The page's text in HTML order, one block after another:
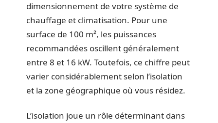
dimensionnement de votre système de
chauffage et climatisation. Pour une
surface de 100 m², les puissances
recommandées oscillent généralement
entre 8 et 16 kW. Toutefois, ce chiffre peut
varier considérablement selon l’isolation
et la zone géographique où vous résidez.
L’isolation joue un rôle déterminant dans